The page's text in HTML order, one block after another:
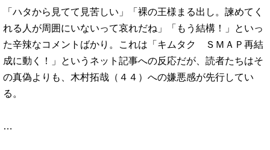
「ハタから見てて見苦しい」「裸の王様まる出し。諫めてく
れる人が周囲にいないって哀れだね」「もう結構！」といっ
た辛辣なコメントばかり。これは「キムタク ＳＭＡＰ再結
成に動く！」というネット記事への反応だが、読者たちはそ
の真偽よりも、木村拓哉（４４）への嫌悪感が先行してい
る。
…